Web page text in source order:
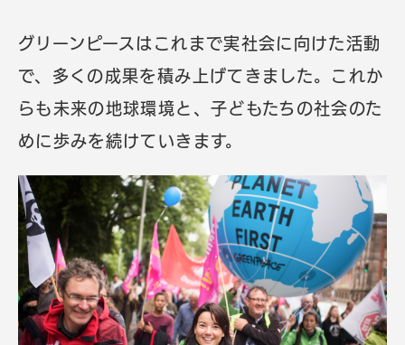
グリーンピースはこれまで実社会に向けた活動
で、多くの成果を積み上げてきました。これか
らも未来の地球環境と、子どもたちの社会のた
めに歩みを続けていきます。